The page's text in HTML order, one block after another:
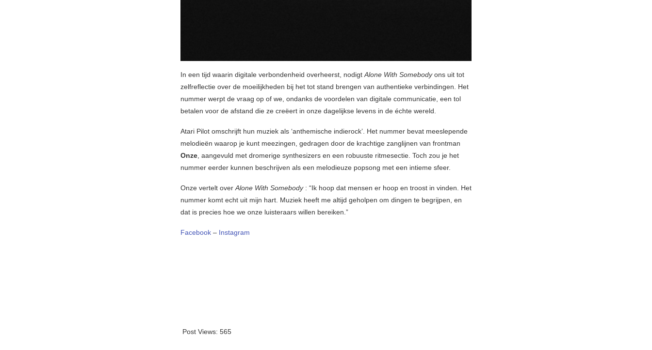
In een tijd waarin digitale verbondenheid overheerst, nodigtAlone With Somebodyons uit tot
zelfreflectie over de moeilijkheden bij het tot stand brengen van authentieke verbindingen. Het
nummer werpt de vraag op of we, ondanks de voordelen van digitale communicatie, een tol
betalen voor de afstand die ze creëert in onze dagelijkse levens in de échte wereld.
Atari Pilot omschrijft hun muziek als ‘anthemische indierock’. Het nummer bevat meeslepende
melodieën waarop je kunt meezingen, gedragen door de krachtige zanglijnen van frontman
Onze, aangevuld met dromerige synthesizers en een robuuste ritmesectie. Toch zou je het
nummer eerder kunnen beschrijven als een melodieuze popsong met een intieme sfeer.
Onze vertelt overAlone With Somebody: “Ik hoop dat mensen er hoop en troost in vinden. Het
nummer komt echt uit mijn hart. Muziek heeft me altijd geholpen om dingen te begrijpen, en
dat is precies hoe we onze luisteraars willen bereiken.”
Facebook – Instagram
Post Views: 565